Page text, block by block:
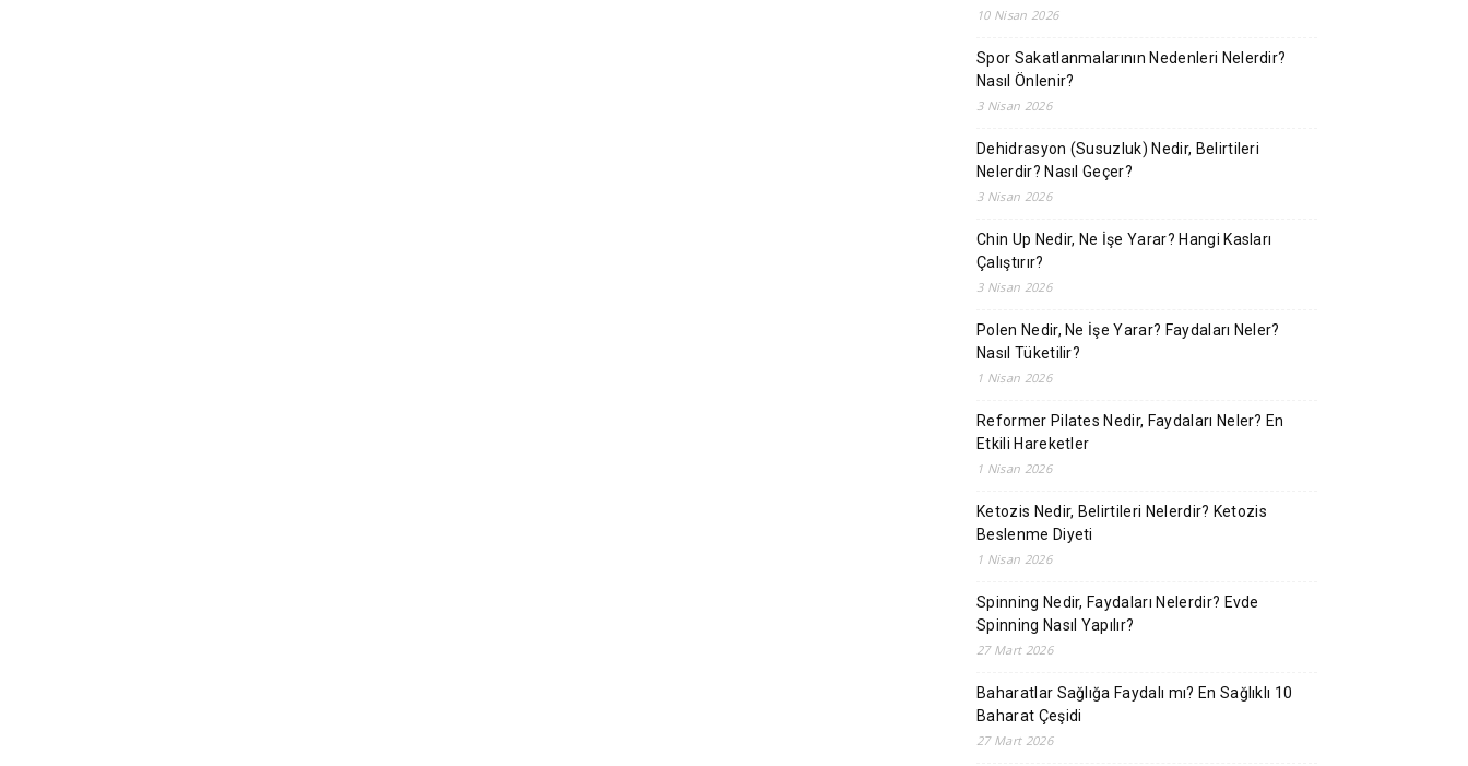
10 Nisan 2026
Spor Sakatlanmalarının Nedenleri Nelerdir?
Nasıl Önlenir?
3 Nisan 2026
Dehidrasyon (Susuzluk) Nedir, Belirtileri
Nelerdir? Nasıl Geçer?
3 Nisan 2026
Chin Up Nedir, Ne İşe Yarar? Hangi Kasları
Çalıştırır?
3 Nisan 2026
Polen Nedir, Ne İşe Yarar? Faydaları Neler?
Nasıl Tüketilir?
1 Nisan 2026
Reformer Pilates Nedir, Faydaları Neler? En
Etkili Hareketler
1 Nisan 2026
Ketozis Nedir, Belirtileri Nelerdir? Ketozis
Beslenme Diyeti
1 Nisan 2026
Spinning Nedir, Faydaları Nelerdir? Evde
Spinning Nasıl Yapılır?
27 Mart 2026
Baharatlar Sağlığa Faydalı mı? En Sağlıklı 10
Baharat Çeşidi
27 Mart 2026